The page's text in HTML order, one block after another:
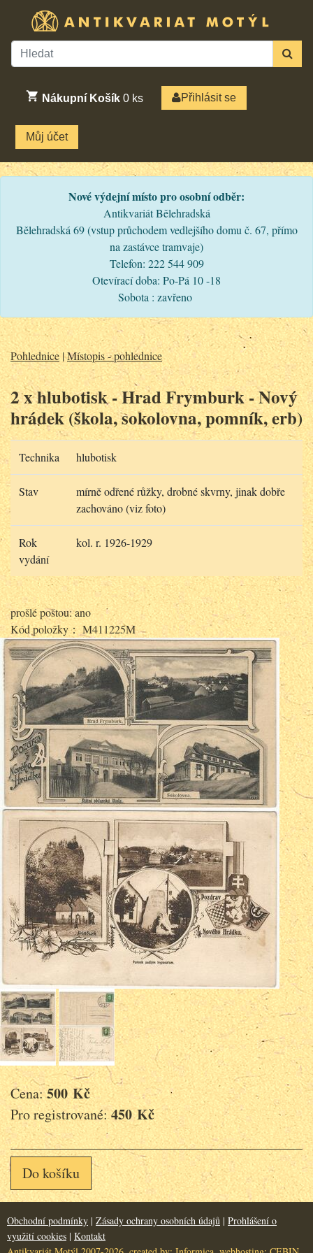
Nákupní Košík 0 ks Přihlásit se
Můj účet
Nové výdejní místo pro osobní odběr:
Antikvariát Bělehradská
Bělehradská 69 (vstup průchodem vedlejšího domu č. 67, přímo
na zastávce tramvaje)
Telefon: 222 544 909
Otevírací doba: Po-Pá 10 -18
Sobota : zavřeno
Pohlednice |Místopis - pohlednice
2 x hlubotisk - Hrad Frymburk - Nový
hrádek (škola, sokolovna, pomník, erb)
Technika hlubotisk
Stav
mírně odřené růžky, drobné skvrny, jinak dobře
zachováno (viz foto)
Rok
vydání
kol. r. 1926-1929
prošlé poštou: ano
Kód položky： M411225M
Cena:500 Kč
Pro registrované:450 Kč
Do košíku
Obchodní podmínky | Zásady ochrany osobních údajů | Prohlášení o
využití cookies | Kontakt